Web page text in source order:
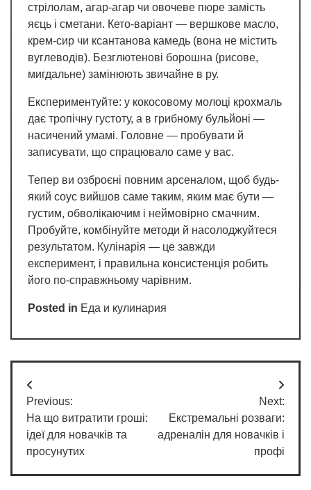
стрілолам, агар-агар чи овочеве пюре замість
яєць і сметани. Кето-варіант — вершкове масло,
крем-сир чи ксантанова камедь (вона не містить
вуглеводів). Безглютенові борошна (рисове,
мигдальне) замінюють звичайне в ру.
Експериментуйте: у кокосовому молоці крохмаль
дає тропічну густоту, а в грибному бульйоні —
насичений умамі. Головне — пробувати й
записувати, що спрацювало саме у вас.
Тепер ви озброєні повним арсеналом, щоб будь-
який соус вийшов саме таким, яким має бути —
густим, обволікаючим і неймовірно смачним.
Пробуйте, комбінуйте методи й насолоджуйтеся
результатом. Кулінарія — це завжди
експеримент, і правильна консистенція робить
його по-справжньому чарівним.
Posted in Еда и кулинария
Post
navigation
Previous:
На що витратити гроші:
ідеї для новачків та
просунутих
Next:
Екстремальні розваги:
адреналін для новачків і
профі